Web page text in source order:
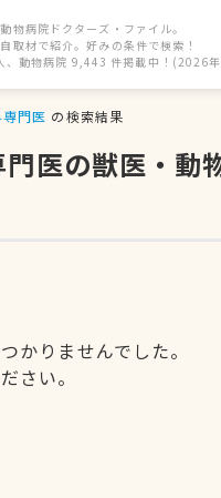
物病院ドクターズ・ファイル。
取材で紹介。好みの条件で検索！
、動物病院 9,443 件掲載中！(2026
門医 の検索結果
医の獣医・動
かりませんでした。
さい。